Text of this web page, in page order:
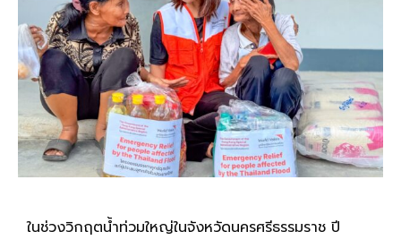
ในช่วงวิกฤตน้ำท่วมใหญ่ในจังหวัดนครศรีธรรมราช ปี